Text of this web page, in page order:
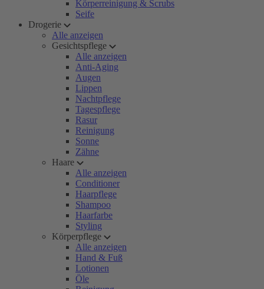
Körperreinigung & Scrubs
Seife
Drogerie
Alle anzeigen
Gesichtspflege
Alle anzeigen
Anti-Aging
Augen
Lippen
Nachtpflege
Tagespflege
Rasur
Reinigung
Sonne
Zähne
Haare
Alle anzeigen
Conditioner
Haarpflege
Shampoo
Haarfarbe
Styling
Körperpflege
Alle anzeigen
Hand & Fuß
Lotionen
Öle